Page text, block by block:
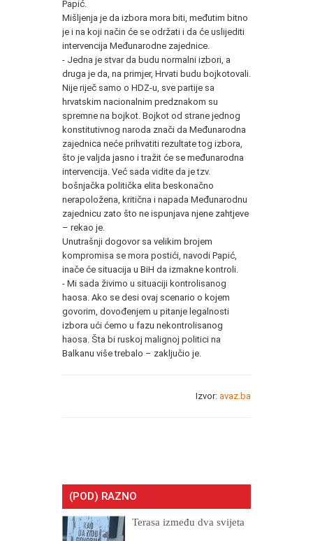
Papić.
Mišljenja je da izbora mora biti, međutim bitno
je i na koji način će se održati i da će uslijediti
intervencija Međunarodne zajednice.
- Jedna je stvar da budu normalni izbori, a
druga je da, na primjer, Hrvati budu bojkotovali.
Nije riječ samo o HDZ-u, sve partije sa
hrvatskim nacionalnim predznakom su
spremne na bojkot. Bojkot od strane jednog
konstitutivnog naroda znači da Međunarodna
zajednica neće prihvatiti rezultate tog izbora,
što je valjda jasno i tražit će se međunarodna
intervencija. Već sada vidite da je tzv.
bošnjačka politička elita beskonačno
nerapoložena, kritična i napada Međunarodnu
zajednicu zato što ne ispunjava njene zahtjeve
– rekao je.
Unutrašnji dogovor sa velikim brojem
kompromisa se mora postići, navodi Papić,
inače će situacija u BiH da izmakne kontroli.
- Mi sada živimo u situaciji kontrolisanog
haosa. Ako se desi ovaj scenario o kojem
govorim, dovođenjem u pitanje legalnosti
izbora ući ćemo u fazu nekontrolisanog
haosa. Šta bi ruskoj malignoj politici na
Balkanu više trebalo – zaključio je.
Izvor: avaz.ba
(POD) RAZNO
Terasa između dva svijeta